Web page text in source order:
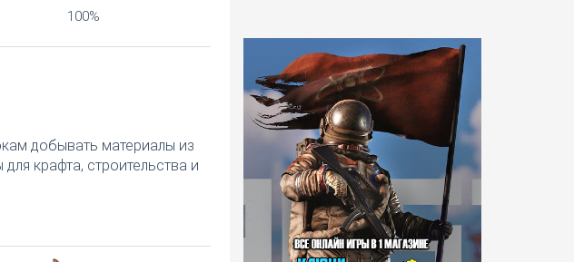
100%
добывать материалы из
крафта, строительства и